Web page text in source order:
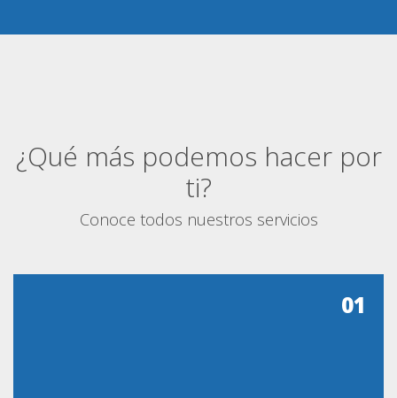
¿Qué más podemos hacer por
ti?
Conoce todos nuestros servicios
01